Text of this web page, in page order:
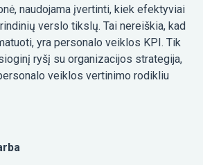
naudojama įvertinti, kiek efektyviai
verslo tikslų. Tai nereiškia, kad
yra personalo veiklos KPI. Tik
ryšį su organizacijos strategija,
veiklos vertinimo rodikliu